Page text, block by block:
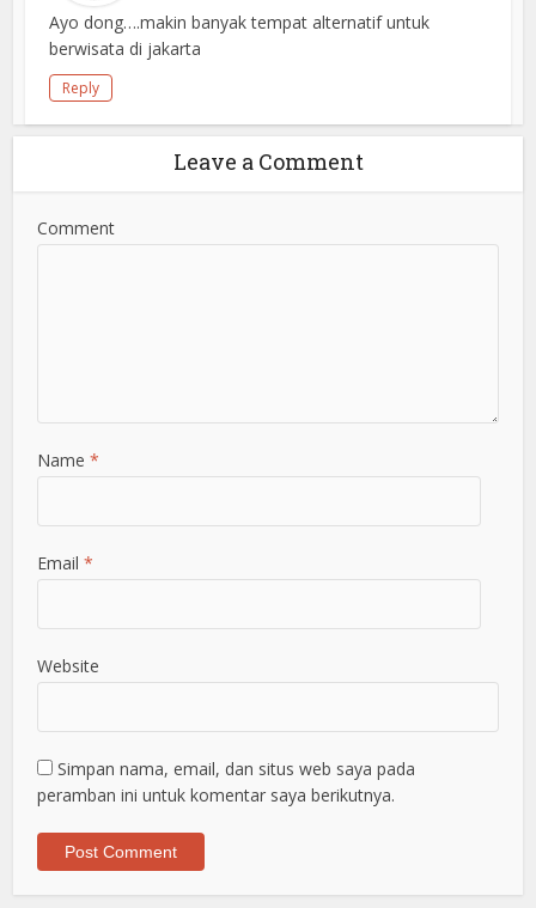
Ayo dong….makin banyak tempat alternatif untuk
berwisata di jakarta
Reply
Leave a Comment
Comment
Name *
Email *
Website
Simpan nama, email, dan situs web saya pada
peramban ini untuk komentar saya berikutnya.